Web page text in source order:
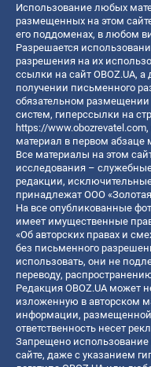
Использование любых
размещенных на этом
его поддоменах, в любом
Разрешается
разрешения на их
ссылки на сайт OBOZ.UA,
получении письменного
обязательном
систем, гиперссылки на
https://www.obozrevatel.com
материал в первом абзаце
Все материалы на этом
исследования –
редакции,
принадлежат ООО
На все опубликованные
имеет имущественные
«Об авторских правах и
без письменного
использовать, они не
переводу,
Редакция OBOZ.UA может
изложенную в авторском
информации,
ответственность несет
Запрещено
сайте, даже с указанием